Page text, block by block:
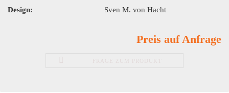
Design:
Sven M. von Hacht
Preis auf Anfrage